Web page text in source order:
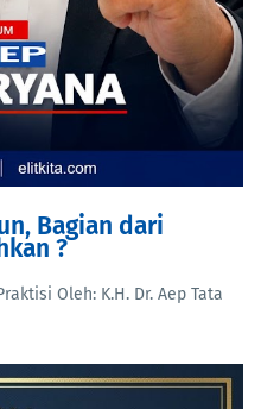
Bagian dari
?
Oleh: K.H. Dr. Aep Tata